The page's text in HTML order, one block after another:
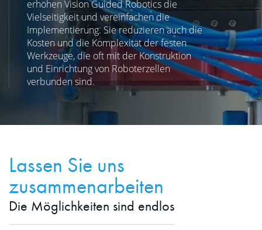
erhöhen Vision Guided Robotics die
Vielseitigkeit und vereinfachen die
Implementierung. Sie reduzieren auch die
Kosten und die Komplexität der festen
Werkzeuge, die oft mit der Konstruktion
und Einrichtung von Roboterzellen
verbunden sind.
Lassen Sie uns
zusammenarbeiten
Die Möglichkeiten sind endlos